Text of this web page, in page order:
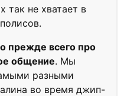
так не хватает в
прежде всего про
общение. Мы
разными
во время джип-